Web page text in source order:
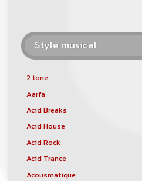
Style musical
2 tone
Aarfa
Acid Breaks
Acid House
Acid Rock
Acid Trance
Acousmatique